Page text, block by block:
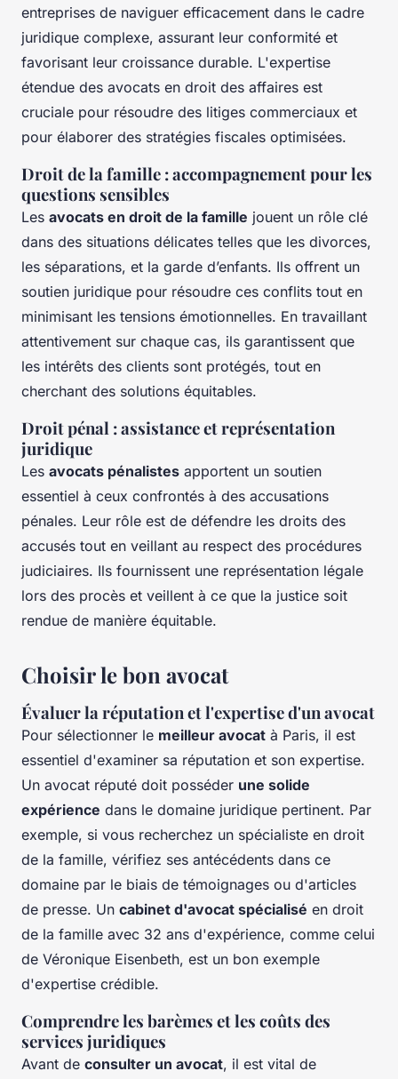
entreprises de naviguer efficacement dans le cadre
juridique complexe, assurant leur conformité et
favorisant leur croissance durable. L'expertise
étendue des avocats en droit des affaires est
cruciale pour résoudre des litiges commerciaux et
pour élaborer des stratégies fiscales optimisées.
Droit de la famille : accompagnement pour les
questions sensibles
Les avocats en droit de la famille jouent un rôle clé
dans des situations délicates telles que les divorces,
les séparations, et la garde d’enfants. Ils offrent un
soutien juridique pour résoudre ces conflits tout en
minimisant les tensions émotionnelles. En travaillant
attentivement sur chaque cas, ils garantissent que
les intérêts des clients sont protégés, tout en
cherchant des solutions équitables.
Droit pénal : assistance et représentation
juridique
Les avocats pénalistes apportent un soutien
essentiel à ceux confrontés à des accusations
pénales. Leur rôle est de défendre les droits des
accusés tout en veillant au respect des procédures
judiciaires. Ils fournissent une représentation légale
lors des procès et veillent à ce que la justice soit
rendue de manière équitable.
Choisir le bon avocat
Évaluer la réputation et l'expertise d'un avocat
Pour sélectionner le meilleur avocat à Paris, il est
essentiel d'examiner sa réputation et son expertise.
Un avocat réputé doit posséder une solide
expérience dans le domaine juridique pertinent. Par
exemple, si vous recherchez un spécialiste en droit
de la famille, vérifiez ses antécédents dans ce
domaine par le biais de témoignages ou d'articles
de presse. Un cabinet d'avocat spécialisé en droit
de la famille avec 32 ans d'expérience, comme celui
de Véronique Eisenbeth, est un bon exemple
d'expertise crédible.
Comprendre les barèmes et les coûts des
services juridiques
Avant de consulter un avocat, il est vital de